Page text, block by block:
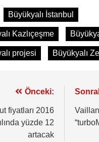
Büyükyalı İstanbul
Kazlıçeşme
projesi Büyükyalı
Önceki:
fiyatları 2016
yüzde 12
artacak